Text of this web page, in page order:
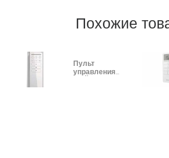
Похожие
Пульт
управления